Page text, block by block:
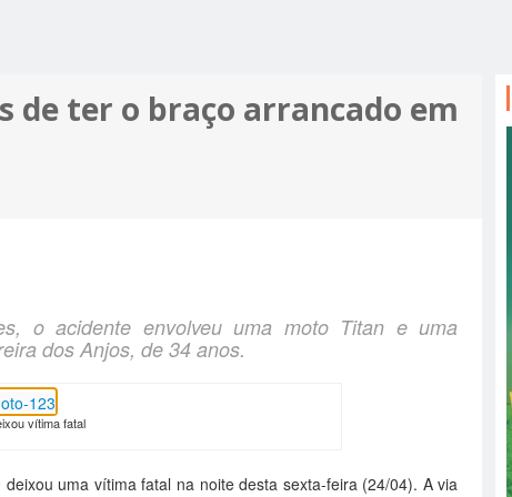
de ter o braço arrancado em
o acidente envolveu uma moto Titan e uma
dos Anjos, de 34 anos.
vítima fatal
uma vítima fatal na noite desta sexta-feira (24/04). A via